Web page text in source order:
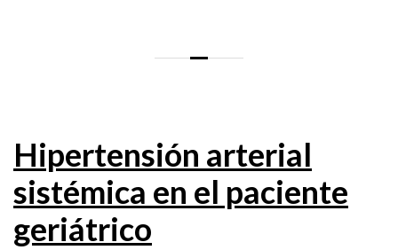
Hipertensión arterial
sistémica en el paciente
geriátrico